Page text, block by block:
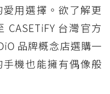
用選擇。欲了解更
台灣官方
品牌概念店選購一
機也能擁有偶像般